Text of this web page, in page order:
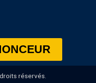
réservés.